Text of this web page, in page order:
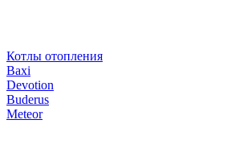
Котлы отопления
Baxi
Devotion
Buderus
Meteor